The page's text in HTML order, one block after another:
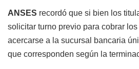
ANSES recordó que si bien los
solicitar turno previo para cobrar
acercarse a la sucursal bancaria
que corresponden según la